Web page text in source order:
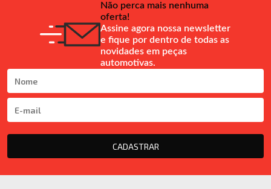
Não perca mais nenhuma
oferta!
Assine agora nossa newsletter
e fique por dentro de todas as
novidades em peças
automotivas.
CADASTRAR